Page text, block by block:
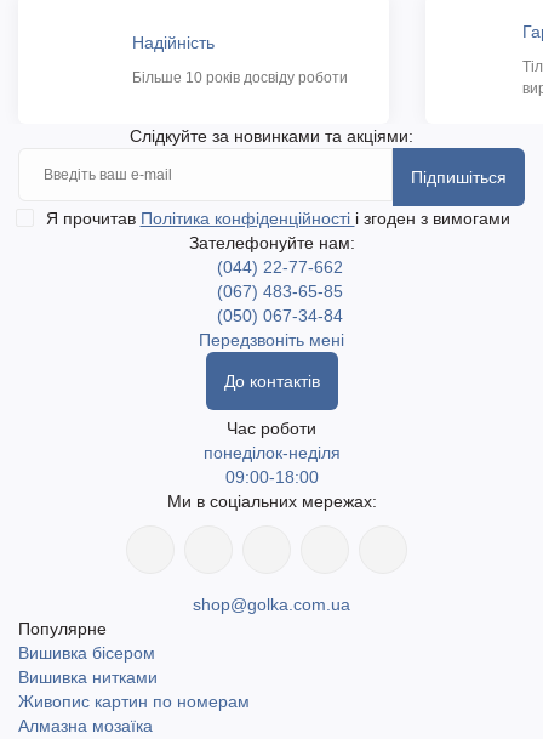
Надійність
Більше 10 років досвіду роботи
Слідкуйте за новинками та акціями:
Підпишіться
Я прочитав Політика конфіденційності і згоден з вимогами
Зателефонуйте нам:
(044) 22-77-662
(067) 483-65-85
(050) 067-34-84
Передзвоніть мені
До контактів
Час роботи
понеділок-неділя
09:00-18:00
Ми в соціальних мережах:
shop@golka.com.ua
Популярне
Вишивка бісером
Вишивка нитками
Живопис картин по номерам
Алмазна мозаїка